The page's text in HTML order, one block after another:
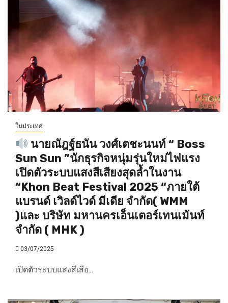
ในประเทศ
นายณัฎฐ์ธนัน วงศ์เตชะนนท์ “ Boss
Sun Sun ”นักธุรกิจหนุ่มรุ่นใหม่ไฟแรง
เปิดตัวระบบแสงสีเสียงสุดล้ำในงาน
“Khon Beat Festival 2025 “ภายใต้
แบรนด์ เวิลด์ไวด์ มีเดีย จำกัด( WMM
)และ บริษัท มหานครเอ็นเตอร์เทนเม้นท์
จำกัด ( MHK )
03/07/2025
เปิดตัวระบบแสงสีเสีย...